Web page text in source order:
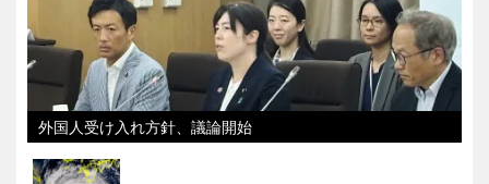
外国人受け入れ方針、議論開始